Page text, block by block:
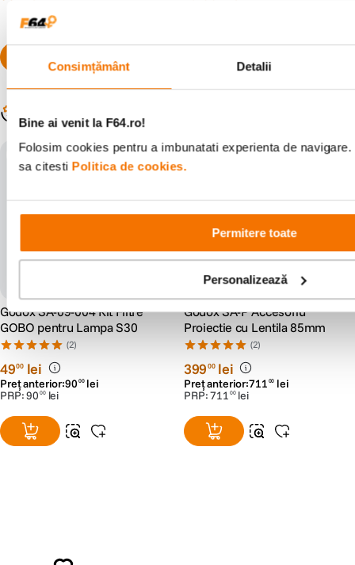
Consimțământ Detalii
Bine ai venit la F64.ro!
Folosim cookies pentru a imbunatati experienta de
sa citesti Politica de cookies.
Permitere toate
Personalizează
Populare în aceeași categorie
Godox Days
Godox SA-09-004 Kit Filtre
GOBO pentru Lampa S30
(2)
4900 lei
Preț anterior:90 00 lei
PRP:90 00 lei
Godox Days
Godox SA-P Accesoriu
Proiectie cu Lentila 85mm
(2)
39900 lei
Preț anterior:711 00 lei
PRP:711 00 lei